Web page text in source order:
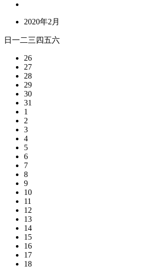
2020年2月
日 一二三 四五六
26
27
28
29
30
31
1
2
3
4
5
6
7
8
9
10
11
12
13
14
15
16
17
18